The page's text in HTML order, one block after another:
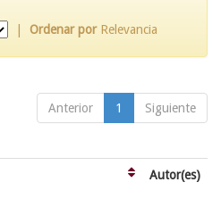
Ordenar por Relevancia
Anterior 1 Siguiente
Autor(es)